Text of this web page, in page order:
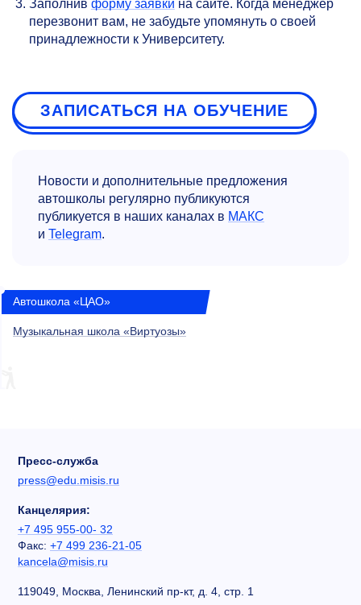
Заполнив форму заявки на сайте. Когда менеджер
перезвонит вам, не забудьте упомянуть о своей
принадлежности к Университету.
ЗАПИСАТЬСЯ НА ОБУЧЕНИЕ
Новости и дополнительные предложения
автошколы регулярно публикуются
публикуется в наших каналах в MАКС
и Telegram.
Автошкола «ЦАО»
Музыкальная школа «Виртуозы»
Пресс-служба
press@edu.misis.ru
Канцелярия:
+7 495 955-00- 32
Факс: +7 499 236-21-05
kancela@misis.ru
119049, Москва, Ленинский пр-кт, д. 4, стр. 1